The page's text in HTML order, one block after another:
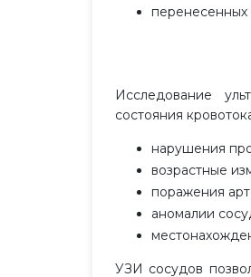
перенесенных
Исследование
состояния
нарушения
возрастные
поражения
аномалии
УЗИ сосудов